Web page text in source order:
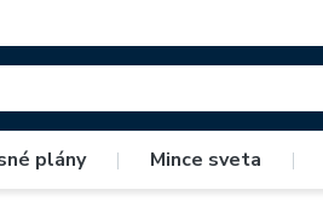
plány | Mince sveta |